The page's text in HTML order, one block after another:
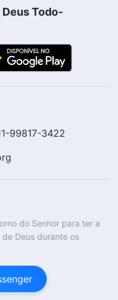
Todo-
99817-3422
do Senhor para ter a
Deus durante os